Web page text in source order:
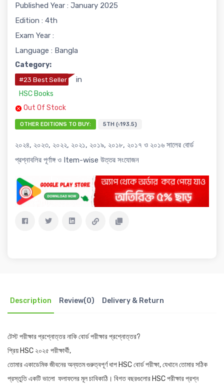
Published Year : January 2025
Edition : 4th
Exam Year :
Language : Bangla
Category:
#23 Best Seller in
HSC Books
Out Of Stock
OTHER EDITIONS TO BUY: 5TH (৳193.5)
২০২৪, ২০২৩, ২০২২, ২০২১, ২০১৯, ২০১৮, ২০১৭ ও ২০১৬ সালের বোর্ড
প্রশ্নাবলির পূর্ণাঙ্গ ও Item-wise উত্তর সংযোজন
Description Review(0) Delivery & Return
টেস্ট পরীক্ষার প্রশ্নোত্তর নাকি বোর্ড পরীক্ষার প্রশ্নোত্তর?
প্রিয় HSC ২০২৫ পরীক্ষার্থী,
তোমার একাডেমিক জীবনের অন্যতম গুরুত্বপূর্ণ ধাপ HSC বোর্ড পরীক্ষা, যেখানে তোমার সঠিক
প্রস্তুতি একটি ভালো ফলাফলের মূল চাবিকাঠি। বিগত বছরগুলোর HSC পরীক্ষার প্রশ্ন